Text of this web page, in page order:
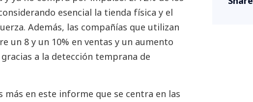
esencial la tienda física y el
Además, las compañías que utilizan
un 8 y un 10% en ventas y un aumento
a la detección temprana de
más en este informe que se centra en las